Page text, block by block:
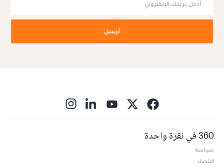
أرسل
360 في نقرة واحدة
سياسة
اقتصاد